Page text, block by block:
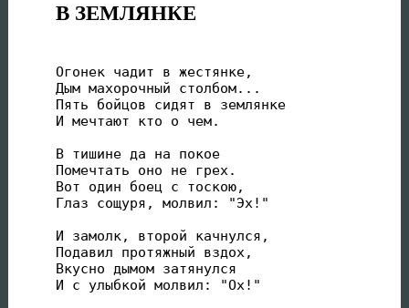
В ЗЕМЛЯНКЕ
Огонек чадит в жестянке,
Дым махорочный столбом...
Пять бойцов сидят в землянке
И мечтают кто о чем.
В тишине да на покое
Помечтать оно не грех.
Вот один боец с тоскою,
Глаз сощуря, молвил: "Эх!"
И замолк, второй качнулся,
Подавил протяжный вздох,
Вкусно дымом затянулся
И с улыбкой молвил: "Ох!"